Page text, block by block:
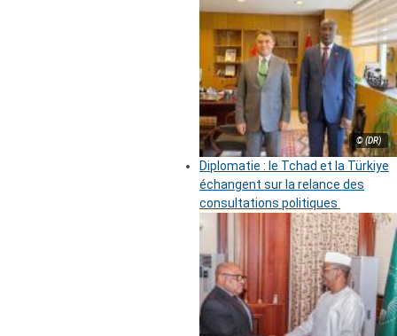
© (DR)
Diplomatie : le Tchad et la Türkiye
échangent sur la relance des
consultations politiques